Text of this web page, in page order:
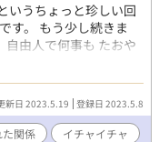
いうちょっと珍しい回
す。 もう少し続きま
自由人で何事も たおや
自分の心には、少しう
。 央未 朔の一番大切な
たりする。 しらずしら
りがいい好青年。
新日 2023.5.19 登録日 2023.5.8
た関係
イチャイチャ